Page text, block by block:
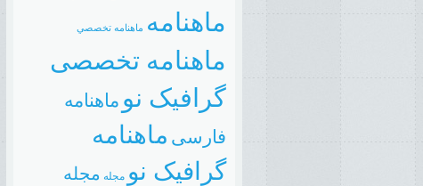
ماهنامه ماهنامه تخصصي
ماهنامه تخصصی
گرافیک نو ماهنامه
فارسی ماهنامه
گرافیک نو مجله مجله